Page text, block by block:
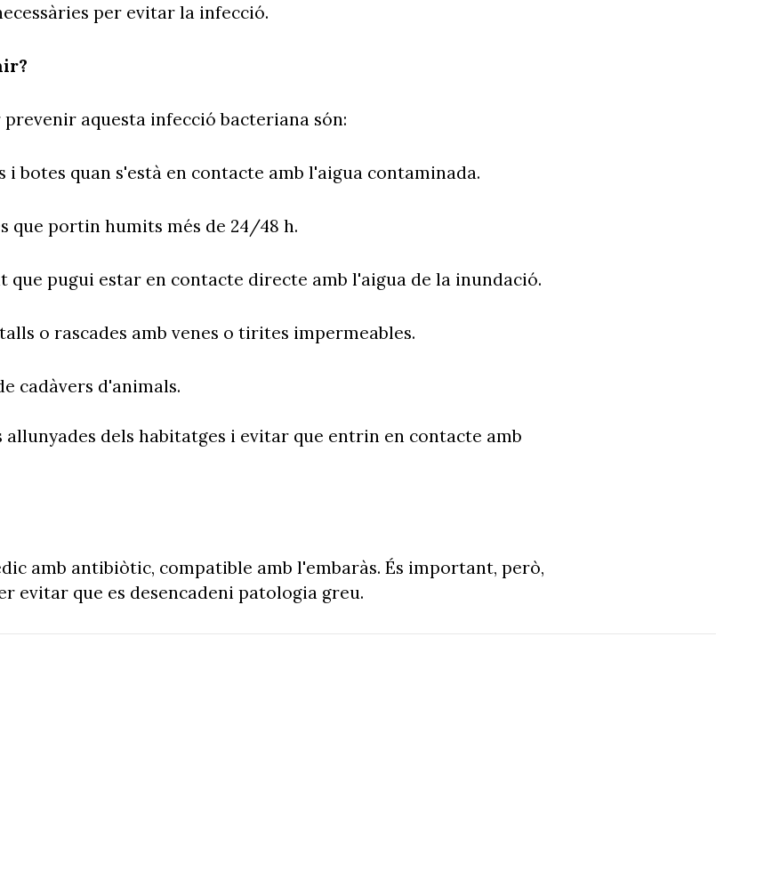
per evitar la infecció.
aquesta infecció bacteriana són:
botes quan s'està en contacte amb l'aigua contaminada.
portin humits més de 24/48 h.
que pugui estar en contacte directe amb l'aigua de la inundació.
o rascades amb venes o tirites impermeables.
cadàvers d'animals.
dels habitatges i evitar que entrin en contacte amb
amb antibiòtic, compatible amb l'embaràs. És important, però,
evitar que es desencadeni patologia greu.